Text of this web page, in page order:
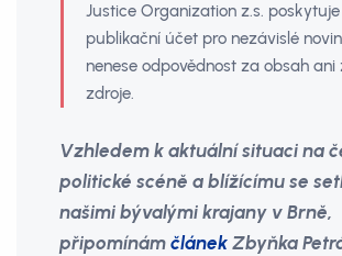
Justice Organization z.s.
publikační účet pro nezávislé
nenese odpovědnost za obsah ani
zdroje.
Vzhledem k aktuální situaci na
politické scéně a blížícímu se
našimi bývalými krajany v Brně,
připomínámčlánek Zbyňka